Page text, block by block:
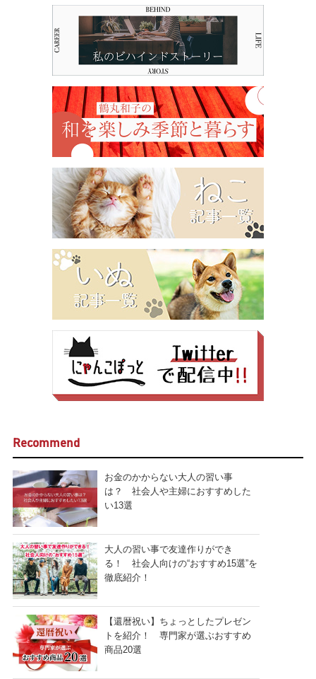
Recommend
お金のかからない大人の習い事
は？ 社会人や主婦におすすめした
い13選
大人の習い事で友達作りができ
る！ 社会人向けの“おすすめ15選”を
徹底紹介！
【還暦祝い】ちょっとしたプレゼン
トを紹介！ 専門家が選ぶおすすめ
商品20選